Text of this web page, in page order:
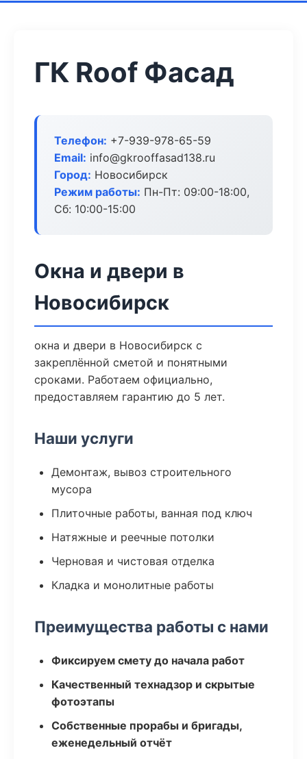
ГК Roof Фасад
Телефон: +7-939-978-65-59
Email: info@gkrooffasad138.ru
Город: Новосибирск
Режим работы: Пн-Пт: 09:00-18:00,
Сб: 10:00-15:00
Окна и двери в
Новосибирск
окна и двери в Новосибирск с
закреплённой сметой и понятными
сроками. Работаем официально,
предоставляем гарантию до 5 лет.
Наши услуги
Демонтаж, вывоз строительного
мусора
Плиточные работы, ванная под ключ
Натяжные и реечные потолки
Черновая и чистовая отделка
Кладка и монолитные работы
Преимущества работы с нами
Фиксируем смету до начала работ
Качественный технадзор и скрытые
фотоэтапы
Собственные прорабы и бригады,
еженедельный отчёт